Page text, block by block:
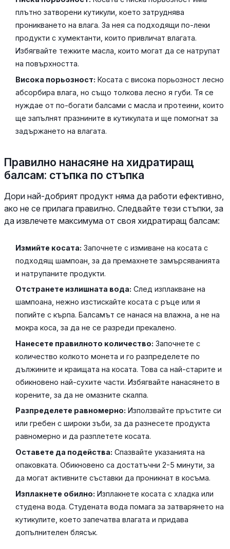
плътно затворени кутикули, което затруднява
проникването на влага. За нея са подходящи по-леки
продукти с хумектанти, които привличат влагата.
Избягвайте тежките масла, които могат да се натрупат
на повърхността.
Висока порьозност: Косата с висока порьозност лесно
абсорбира влага, но също толкова лесно я губи. Тя се
нуждае от по-богати балсами с масла и протеини, които
ще запълнят празнините в кутикулата и ще помогнат за
задържането на влагата.
Правилно нанасяне на хидратиращ
балсам: стъпка по стъпка
Дори най-добрият продукт няма да работи ефективно,
ако не се прилага правилно. Следвайте тези стъпки, за
да извлечете максимума от своя хидратиращ балсам:
Измийте косата: Започнете с измиване на косата с
подходящ шампоан, за да премахнете замърсяванията
и натрупаните продукти.
Отстранете излишната вода: След изплакване на
шампоана, нежно изстискайте косата с ръце или я
попийте с кърпа. Балсамът се нанася на влажна, а не на
мокра коса, за да не се разреди прекалено.
Нанесете правилното количество: Започнете с
количество колкото монета и го разпределете по
дължините и краищата на косата. Това са най-старите и
обикновено най-сухите части. Избягвайте нанасянето в
корените, за да не омазните скалпа.
Разпределете равномерно: Използвайте пръстите си
или гребен с широки зъби, за да разнесете продукта
равномерно и да разплетете косата.
Оставете да подейства: Спазвайте указанията на
опаковката. Обикновено са достатъчни 2-5 минути, за
да могат активните съставки да проникнат в косъма.
Изплакнете обилно: Изплакнете косата с хладка или
студена вода. Студената вода помага за затварянето на
кутикулите, което запечатва влагата и придава
допълнителен блясък.